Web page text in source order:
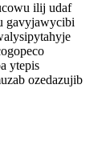
ilij udaf
gavyjawycibi
ytepis
ozedazujib